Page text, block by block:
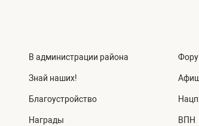
В администрации района
Знай наших!
Благоустройство
Награды ВПН